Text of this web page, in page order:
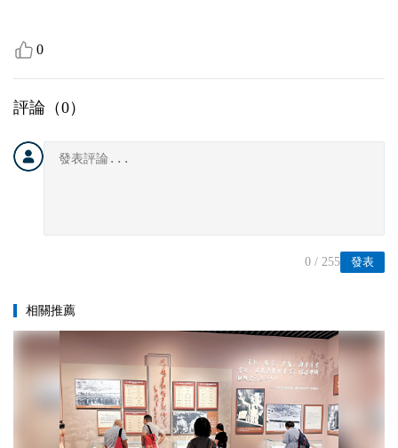
0
評論（0）
發表
0 / 255
相關推薦